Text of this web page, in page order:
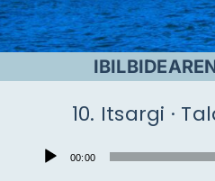
10. Itsargi ·
Audio
00:00